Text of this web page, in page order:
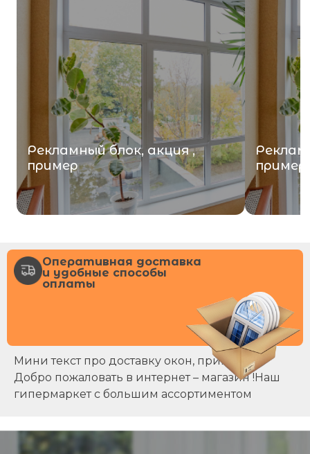
Рекламный блок, акция ,
пример
пример
Оперативная доставка
и удобные способы
оплаты
Мини текст про доставку окон, примерно
Добро пожаловать в интернет – магазин !Наш
гипермаркет с большим ассортиментом